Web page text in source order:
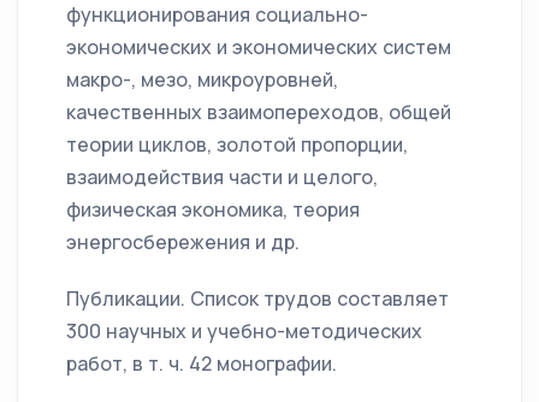
функционирования социально-
экономических и экономических систем
макро-, мезо, микроуровней,
качественных взаимопереходов, общей
теории циклов, золотой пропорции,
взаимодействия части и целого,
физическая экономика, теория
энергосбережения и др.
Публикации. Список трудов составляет
300 научных и учебно-методических
работ, в т. ч. 42 монографии.